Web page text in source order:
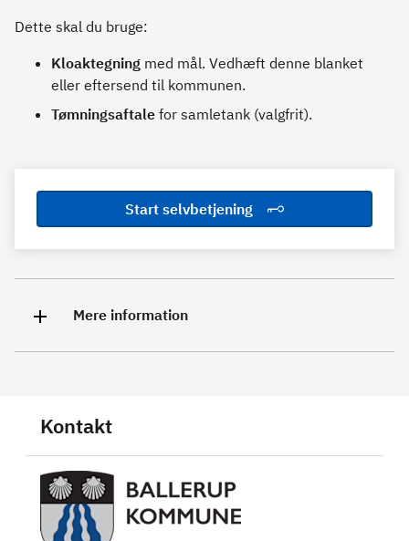
Dette skal du bruge:
Kloaktegning med mål. Vedhæft denne blanket
eller eftersend til kommunen.
Tømningsaftale for samletank (valgfrit).
Start selvbetjening
Mere information
Kontakt